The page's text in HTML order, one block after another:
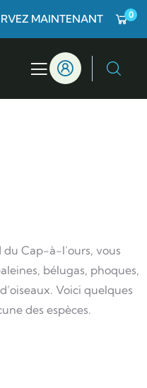
MAINTENANT 0
du Cap-à-l’ours, vous
bélugas, phoques,
Voici quelques
des espèces.